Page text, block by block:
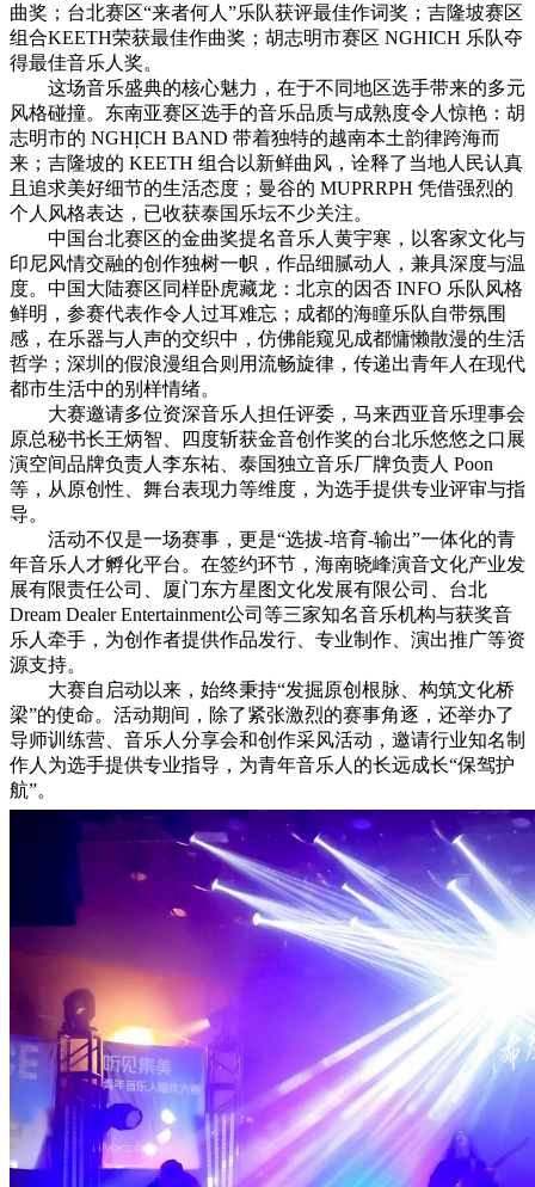
曲奖；台北赛区“来者何人”乐队获评最佳作词奖；吉隆坡赛区
组合KEETH荣获最佳作曲奖；胡志明市赛区 NGHICH 乐队夺
得最佳音乐人奖。
这场音乐盛典的核心魅力，在于不同地区选手带来的多元
风格碰撞。东南亚赛区选手的音乐品质与成熟度令人惊艳：胡
志明市的 NGHỊCH BAND 带着独特的越南本土韵律跨海而
来；吉隆坡的 KEETH 组合以新鲜曲风，诠释了当地人民认真
且追求美好细节的生活态度；曼谷的 MUPRRPH 凭借强烈的
个人风格表达，已收获泰国乐坛不少关注。
中国台北赛区的金曲奖提名音乐人黄宇寒，以客家文化与
印尼风情交融的创作独树一帜，作品细腻动人，兼具深度与温
度。中国大陆赛区同样卧虎藏龙：北京的因否 INFO 乐队风格
鲜明，参赛代表作令人过耳难忘；成都的海瞳乐队自带氛围
感，在乐器与人声的交织中，仿佛能窥见成都慵懒散漫的生活
哲学；深圳的假浪漫组合则用流畅旋律，传递出青年人在现代
都市生活中的别样情绪。
大赛邀请多位资深音乐人担任评委，马来西亚音乐理事会
原总秘书长王炳智、四度斩获金音创作奖的台北乐悠悠之口展
演空间品牌负责人李东祐、泰国独立音乐厂牌负责人 Poon
等，从原创性、舞台表现力等维度，为选手提供专业评审与指
导。
活动不仅是一场赛事，更是“选拔-培育-输出”一体化的青
年音乐人才孵化平台。在签约环节，海南晓峰演音文化产业发
展有限责任公司、厦门东方星图文化发展有限公司、台北
Dream Dealer Entertainment公司等三家知名音乐机构与获奖音
乐人牵手，为创作者提供作品发行、专业制作、演出推广等资
源支持。
大赛自启动以来，始终秉持“发掘原创根脉、构筑文化桥
梁”的使命。活动期间，除了紧张激烈的赛事角逐，还举办了
导师训练营、音乐人分享会和创作采风活动，邀请行业知名制
作人为选手提供专业指导，为青年音乐人的长远成长“保驾护
航”。